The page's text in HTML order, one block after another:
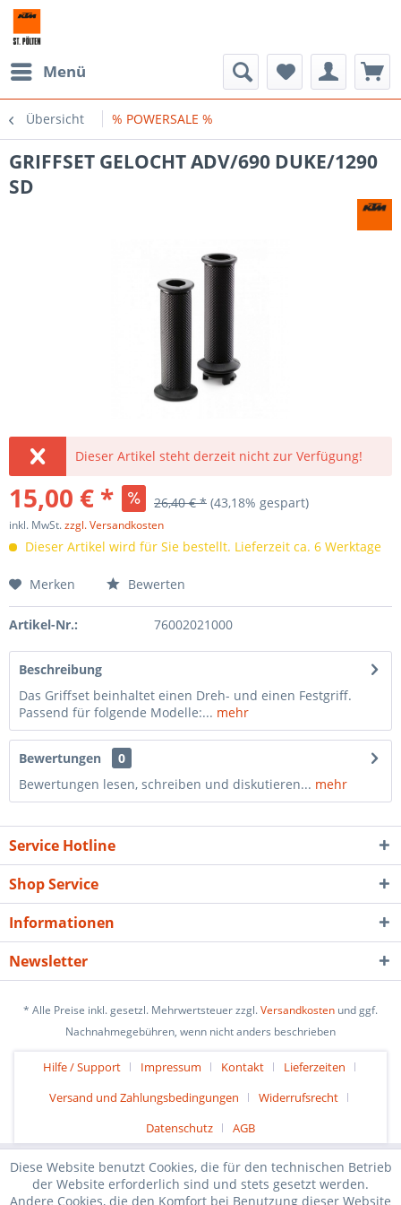
Menü
Übersicht % POWERSALE %
GRIFFSET GELOCHT ADV/690 DUKE/1290
SD
Dieser Artikel steht derzeit nicht zur Verfügung!
15,00 € * 26,40 € * (43,18% gespart)
inkl. MwSt.zzgl. Versandkosten
Dieser Artikel wird für Sie bestellt. Lieferzeit ca. 6 Werktage
Merken Bewerten
Artikel-Nr.: 76002021000
Beschreibung
Das Griffset beinhaltet einen Dreh- und einen Festgriff.
Passend für folgende Modelle:... mehr
Bewertungen
0
Bewertungen lesen, schreiben und diskutieren... mehr
Service Hotline
Shop Service
Informationen
Newsletter
* Alle Preise inkl. gesetzl. Mehrwertsteuer zzgl.Versandkosten und ggf.
Nachnahmegebühren, wenn nicht anders beschrieben
Hilfe / Support Impressum Kontakt
Lieferzeiten
Versand und Zahlungsbedingungen
Widerrufsrecht
Datenschutz
AGB
Diese Website benutzt Cookies, die für den technischen Betrieb
der Website erforderlich sind und stets gesetzt werden.
Andere Cookies, die den Komfort bei Benutzung dieser Website